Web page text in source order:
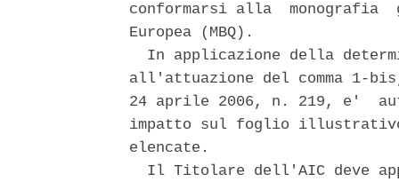
conformarsi alla  monografia
Europea (MBQ).
In applicazione della
all'attuazione del comma 1-
24 aprile 2006, n. 219, e'
impatto sul foglio
elencate.
Il Titolare dell'AIC deve